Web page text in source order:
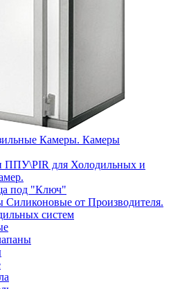
Камеры. Камеры
ППУ\PIR для Холодильных и
под "Ключ"
от Производителя.
систем